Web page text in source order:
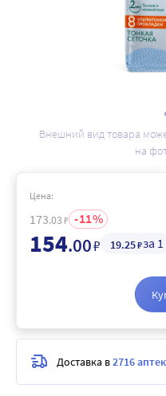
Внешний вид товара
на
Цена:
173.03 ₽ 11
154.00₽ 19.25₽за
Доставка в2716 аптек